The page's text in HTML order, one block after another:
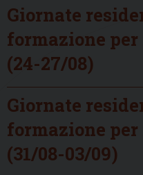
Giornate
formazione
(24-27/08)
Giornate
formazione
(31/08-03/09)